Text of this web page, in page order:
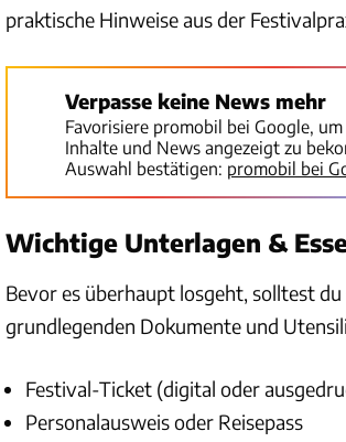
praktische Hinweise aus der
Verpasse keine News mehr
Favorisiere promobil bei Google,
Inhalte und News angezeigt zu
Auswahl bestätigen: promobil bei
Wichtige Unterlagen &
Bevor es überhaupt losgeht, solltest du
grundlegenden Dokumente und
Festival-Ticket (digital oder
Personalausweis oder Reisepass